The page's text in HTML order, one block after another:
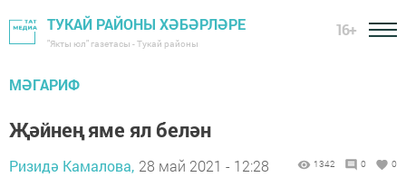
ТУКАЙ РАЙОНЫ ХӘБӘРЛӘРЕ
"Якты юл" газетасы - Тукай районы
16+
МӘГАРИФ
Җәйнең яме ял белән
Ризидә Камалова, 28 май 2021 - 12:28 1342 0 0